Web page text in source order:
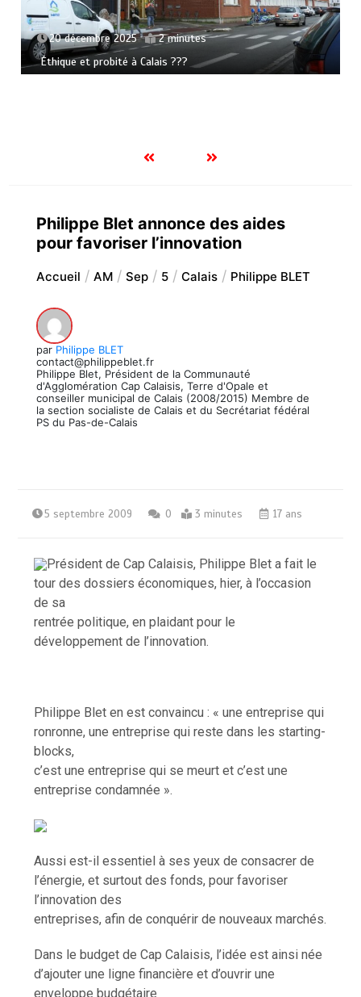
20 décembre 2025 2 minutes
Éthique et probité à Calais ???
Philippe Blet annonce des aides
pour favoriser l’innovation
Accueil AM Sep 5 Calais Philippe BLET
par Philippe BLET
contact@philippeblet.fr
Philippe Blet, Président de la Communauté
d'Agglomération Cap Calaisis, Terre d'Opale et
conseiller municipal de Calais (2008/2015) Membre de
la section socialiste de Calais et du Secrétariat fédéral
PS du Pas-de-Calais
5 septembre 2009 0 3 minutes 17 ans
Président de Cap Calaisis, Philippe Blet a fait le
tour des dossiers économiques, hier, à l’occasion
de sa
rentrée politique, en plaidant pour le
développement de l’innovation.
Philippe Blet en est convaincu : « une entreprise qui
ronronne, une entreprise qui reste dans les starting-
blocks,
c’est une entreprise qui se meurt et c’est une
entreprise condamnée ».
Aussi est-il essentiel à ses yeux de consacrer de
l’énergie, et surtout des fonds, pour favoriser
l’innovation des
entreprises, afin de conquérir de nouveaux marchés.
Dans le budget de Cap Calaisis, l’idée est ainsi née
d’ajouter une ligne financière et d’ouvrir une
enveloppe budgétaire